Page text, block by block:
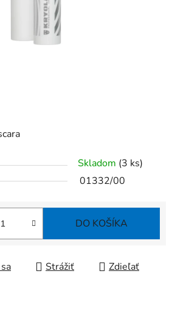
Skladom (3 ks)
01332/00
DO KOŠÍKA
Strážiť Zdieľať